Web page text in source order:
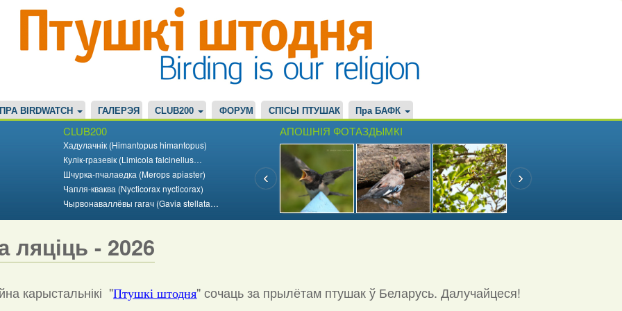
ПРА BIRDWATCH ГАЛЕРЭЯ CLUB200 ФОРУМ СПІСЫ ПТУШАК Пра БАФК
CLUB200
Хадулачнік (Himantopus himantopus)
Кулік-гразевік (Limicola falcinellus…
Шчурка-пчалаедка (Merops apiaster)
Чапля-кваква (Nycticorax nycticorax)
Чырвонаваллёвы гагач (Gavia stellata…
АПОШНІЯ ФОТАЗДЫМКІ
ляціць - 2026
карыстальнікі "Птушкі штодня" сочаць за прылётам птушак ў Беларусь. Далучайцеся!